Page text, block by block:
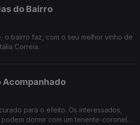
do Bairro
o bairro faz, com o seu melhor vinho de
Correia.
Acompanhado
para o efeito. Os interessados,
dormir com um tenente-coronel